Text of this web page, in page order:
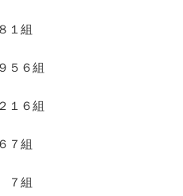
１組
５６組
６組
７組
組